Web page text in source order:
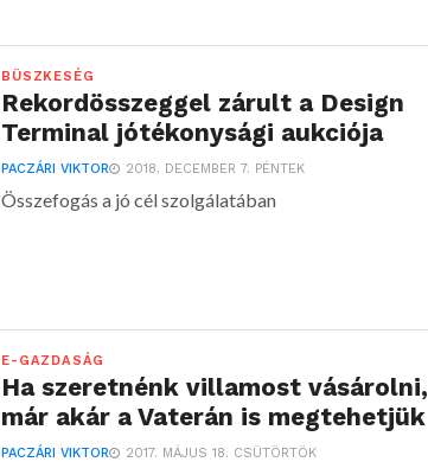
BÜSZKESÉG
Rekordösszeggel zárult a Design
Terminal jótékonysági aukciója
PACZÁRI VIKTOR 2018. DECEMBER 7. PÉNTEK
Összefogás a jó cél szolgálatában
E-GAZDASÁG
Ha szeretnénk villamost vásárolni,
már akár a Vaterán is megtehetjük
PACZÁRI VIKTOR 2017. MÁJUS 18. CSÜTÖRTÖK